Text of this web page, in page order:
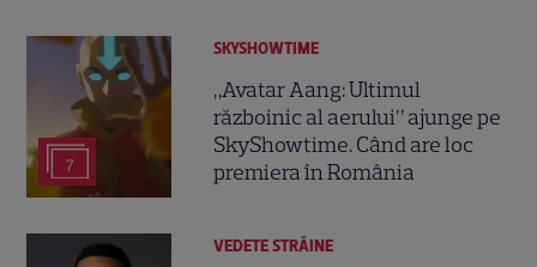
7
SKYSHOWTIME
„Avatar Aang: Ultimul
războinic al aerului” ajunge pe
SkyShowtime. Când are loc
premiera în România
VEDETE STRĂINE